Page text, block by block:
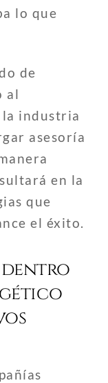
lo que
de
al
industria
asesoría
en la
que
el éxito.
dentro